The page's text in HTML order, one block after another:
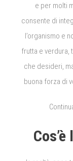
e per molti
consente di
l’organismo e
frutta e verdura,
che desideri,
buona forza di